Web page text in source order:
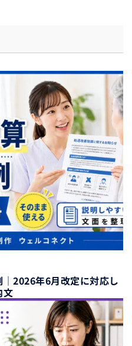
2026年6月改定に対応し
文